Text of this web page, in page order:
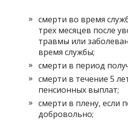
смерти во время
трех месяцев после
травмы или
время службы;
смерти в период
смерти в течение 5
пенсионных выплат;
смерти в плену, если
добровольно;